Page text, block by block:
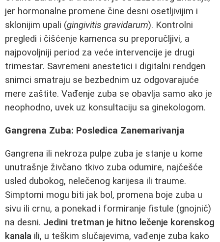
jer hormonalne promene čine desni osetljivijim i
sklonijim upali (gingivitis gravidarum). Kontrolni
pregledi i čišćenje kamenca su preporučljivi, a
najpovoljniji period za veće intervencije je drugi
trimestar. Savremeni anestetici i digitalni rendgen
snimci smatraju se bezbednim uz odgovarajuće
mere zaštite. Vađenje zuba se obavlja samo ako je
neophodno, uvek uz konsultaciju sa ginekologom.
Gangrena Zuba: Posledica Zanemarivanja
Gangrena ili nekroza pulpe zuba je stanje u kome
unutrašnje živčano tkivo zuba odumire, najčešće
usled dubokog, nelečenog karijesa ili traume.
Simptomi mogu biti jak bol, promena boje zuba u
sivu ili crnu, a ponekad i formiranje fistule (gnojnič)
na desni. Jedini tretman je hitno lečenje korenskog
kanala ili, u teškim slučajevima, vađenje zuba kako